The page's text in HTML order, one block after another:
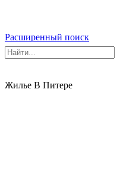
Расширенный поиск
Жилье В Питере